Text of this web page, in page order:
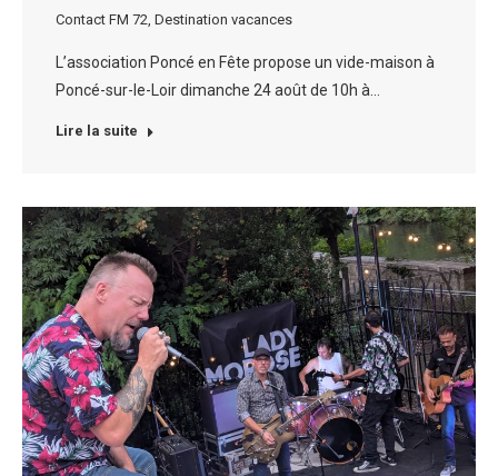
Contact FM 72 Destination vacances
L’association Poncé en Fête propose un vide-maison à
Poncé-sur-le-Loir dimanche 24 août de 10h à…
Lire la suite